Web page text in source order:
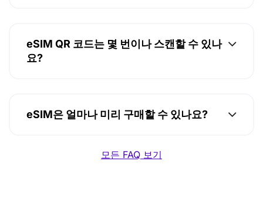
eSIM QR 코드는 몇 번이나 스캔할 수 있나
요?
eSIM은 얼마나 미리 구매할 수 있나요?
모든 FAQ 보기